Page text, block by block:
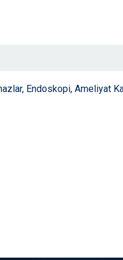
Endoskopi, Ameliyat